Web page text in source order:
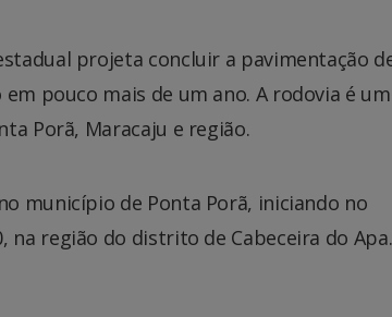
projeta concluir a pavimentação
pouco mais de um ano. A rodovia é um
Porã, Maracaju e região.
município de Ponta Porã, iniciando no
na região do distrito de Cabeceira do